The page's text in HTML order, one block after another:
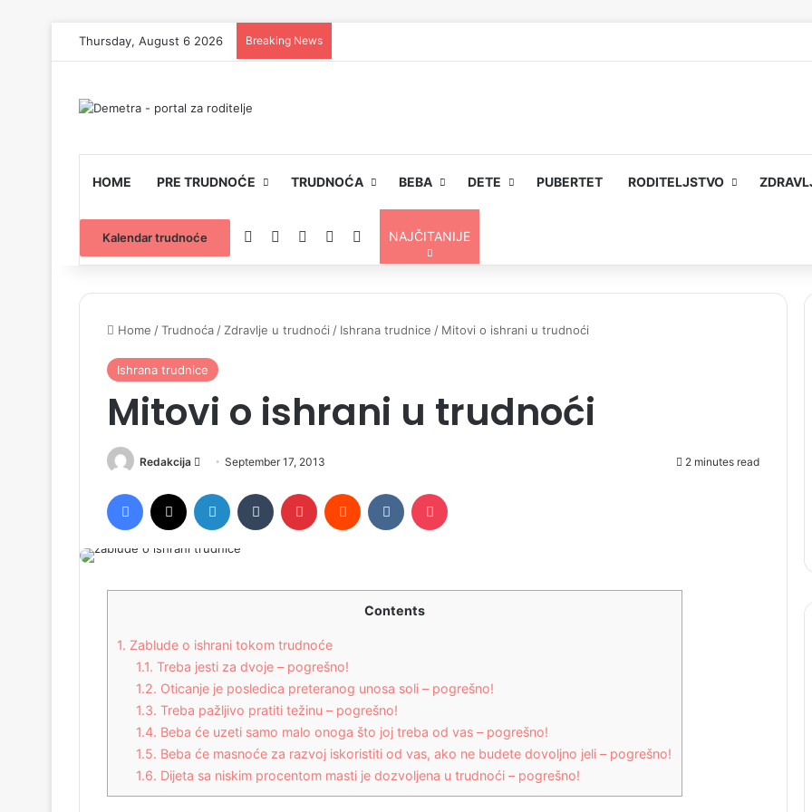
Thursday, August 6 2026 Breaking News
HOME PRE TRUDNOĆE TRUDNOĆA BEBA DETE PUBERTET RODITELJSTVO
Kalendar trudnoće FacebookYouTubeInstagram
Email Switch skin
NAJČITANIJE
Home /Trudnoća / Zdravlje u trudnoći / Ishrana trudnice / Mitovi o ishrani u trudnoći
Ishrana trudnice
Mitovi o ishrani u trudnoći
Redakcija
d
a
e
September 17, 2013 2 minutes read
Contents
1. Zablude o ishrani tokom trudnoće
1.1. Treba jesti za dvoje – pogrešno!
1.2. Oticanje je posledica preteranog unosa soli – pogrešno!
1.3. Treba pažljivo pratiti težinu – pogrešno!
1.4. Beba će uzeti samo malo onoga što joj treba od vas – pogrešno!
1.5. Beba će masnoće za razvoj iskoristiti od vas, ako ne budete dovoljno jeli – pogrešno!
1.6. Dijeta sa niskim procentom masti je dozvoljena u trudnoći – pogrešno!